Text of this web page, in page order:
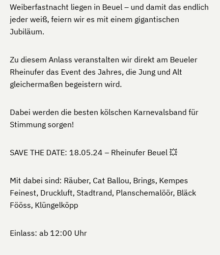
Weiberfastnacht liegen in Beuel – und damit das endlich
jeder weiß, feiern wir es mit einem gigantischen
Jubiläum.
Zu diesem Anlass veranstalten wir direkt am Beueler
Rheinufer das Event des Jahres, die Jung und Alt
gleichermaßen begeistern wird.
Dabei werden die besten kölschen Karnevalsband für
Stimmung sorgen!
SAVE THE DATE: 18.05.24 – Rheinufer Beuel 💥
Mit dabei sind: Räuber, Cat Ballou, Brings, Kempes
Feinest, Druckluft, Stadtrand, Planschemalöör, Bläck
Fööss, Klüngelköpp
Einlass: ab 12:00 Uhr